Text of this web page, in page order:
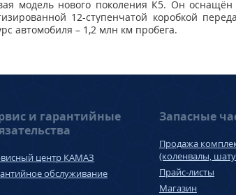
модель нового поколения К5. Он
12-ступенчатой коробкой
автомобиля – 1,2 млн км пробега.
и гарантийные
центр КАМАЗ
обслуживание
Запасные
Продажа
(коленвалы,
Прайс-листы
Магазин